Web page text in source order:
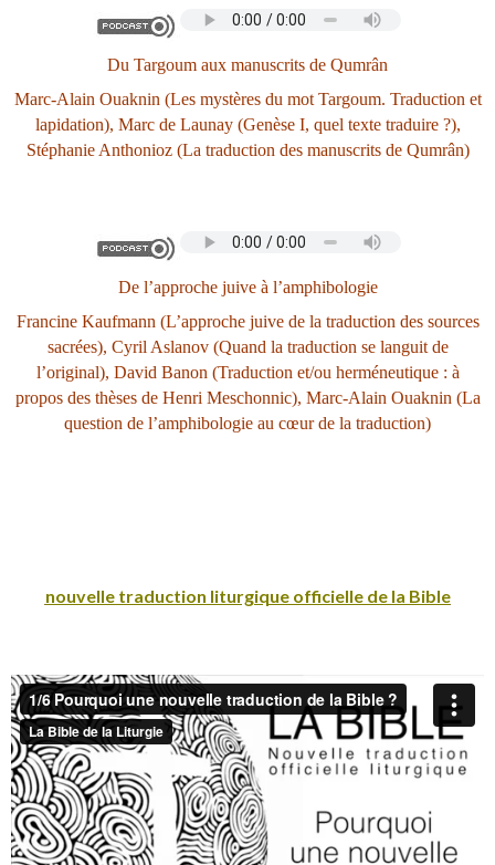
Du Targoum aux manuscrits de Qumrân
Marc-Alain Ouaknin (Les mystères du mot Targoum. Traduction et
lapidation), Marc de Launay (Genèse I, quel texte traduire ?),
Stéphanie Anthonioz (La traduction des manuscrits de Qumrân)
De l’approche juive à l’amphibologie
Francine Kaufmann (L’approche juive de la traduction des sources
sacrées), Cyril Aslanov (Quand la traduction se languit de
l’original), David Banon (Traduction et/ou herméneutique : à
propos des thèses de Henri Meschonnic), Marc-Alain Ouaknin (La
question de l’amphibologie au cœur de la traduction)
nouvelle traduction liturgique officielle de la Bible